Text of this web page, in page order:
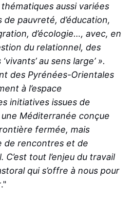
aussi variées
pauvreté, d’éducation,
d’écologie…, avec, en
du relationnel, des
au sens large’ ».
des Pyrénées-Orientales
à l’espace
initiatives issues de
Méditerranée conçue
fermée, mais
de rencontres et de
tout l’enjeu du travail
qui s’offre à nous pour
."